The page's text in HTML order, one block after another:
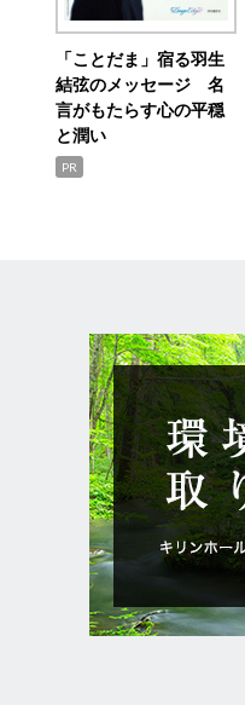
「ことだま」宿る羽生
結弦のメッセージ 名
言がもたらす心の平穏
と潤い
PR